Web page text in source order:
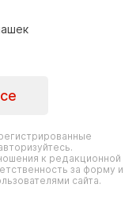
к редакционной
за форму и
сайта.